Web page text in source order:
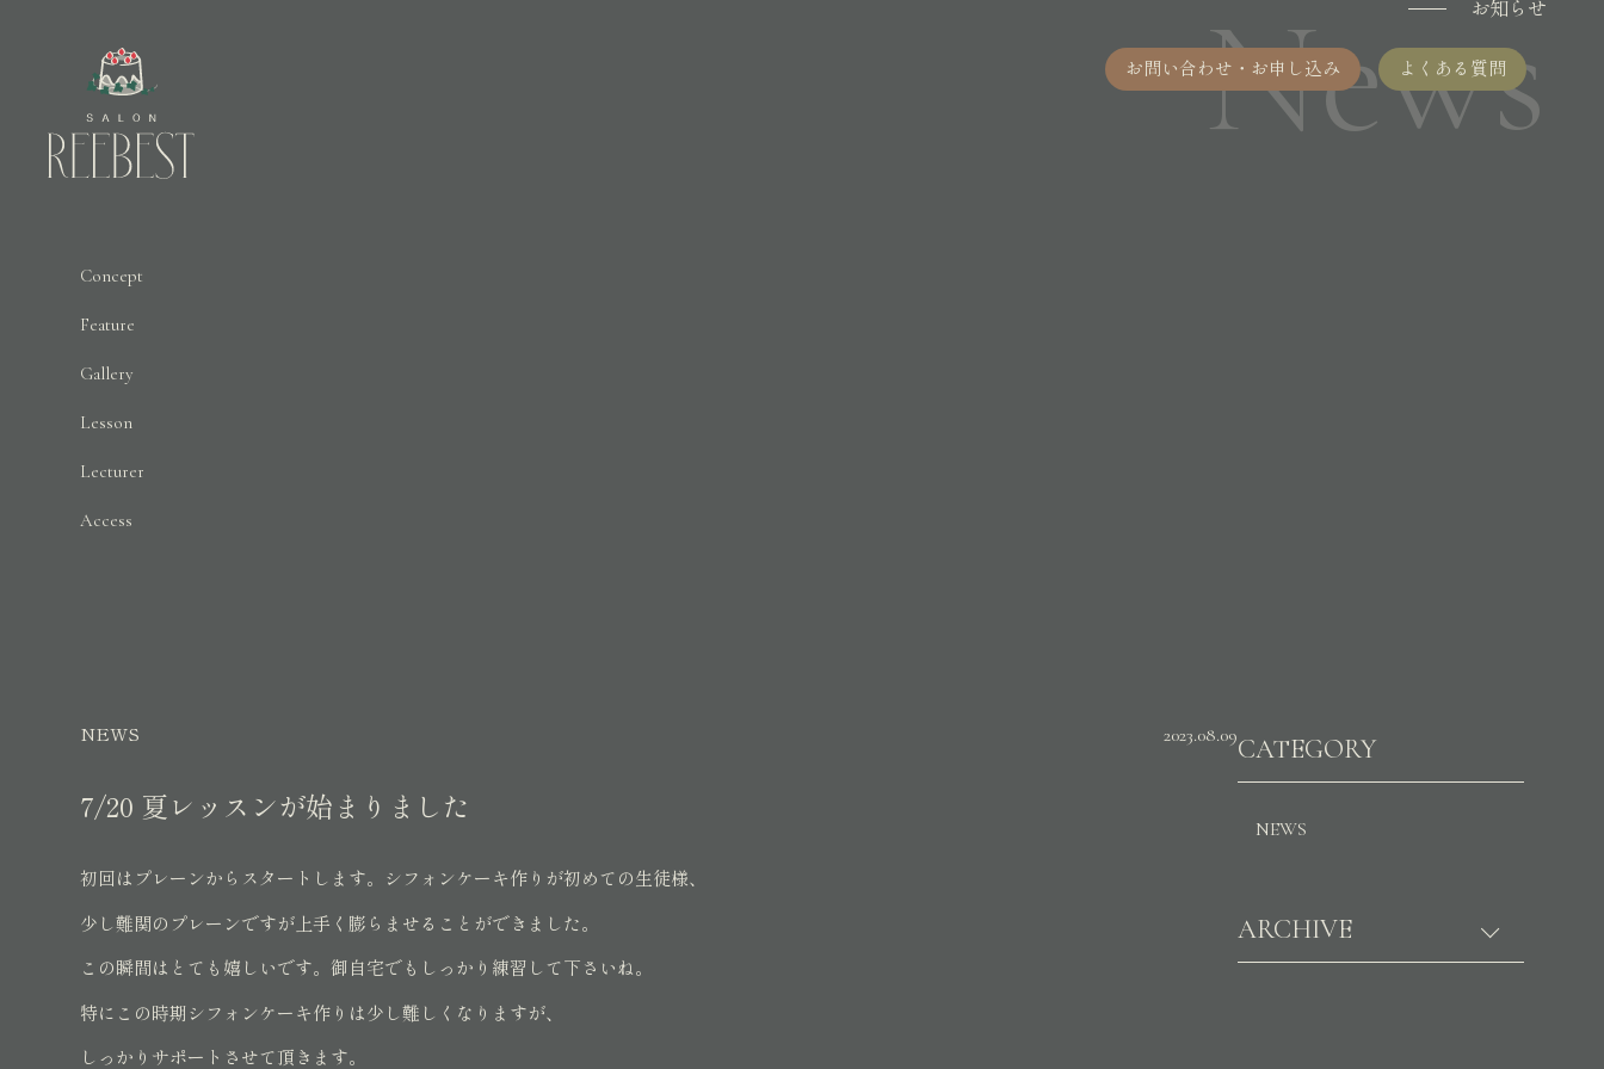
お問い合わせ・お申し込み よくある質問
Concept
Feature
Gallery
Lesson
Lecturer
Access
お知らせ
News
NEWS 2023.08.09
7/20 夏レッスンが始まりました
初回はプレーンからスタートします。シフォンケーキ作りが初めての生徒様、
少し難関のプレーンですが上手く膨らませることができました。
この瞬間はとても嬉しいです。御自宅でもしっかり練習して下さいね。
特にこの時期シフォンケーキ作りは少し難しくなりますが、
しっかりサポートさせて頂きます。
CATEGORY
NEWS
ARCHIVE